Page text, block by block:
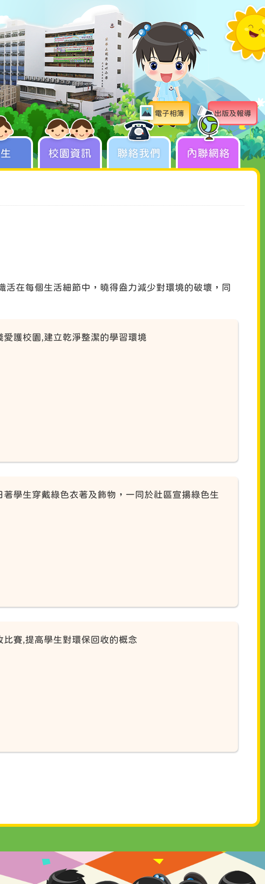
電子相簿 出版及報導
校園資訊 聯絡我們 內聯網絡
在每個生活細節中，曉得盎力減少對環境的破壞，同
愛護校園,建立乾淨整潔的學習環境
著學生穿戴綠色衣著及飾物，一同於社區宣揚綠色生
比賽,提高學生對環保回收的概念